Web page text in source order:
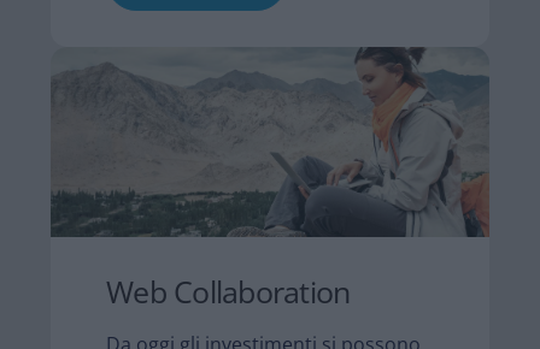
Web Collaboration​